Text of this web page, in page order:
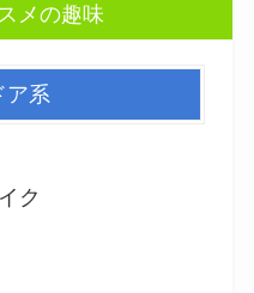
メの趣味
ア系
ク